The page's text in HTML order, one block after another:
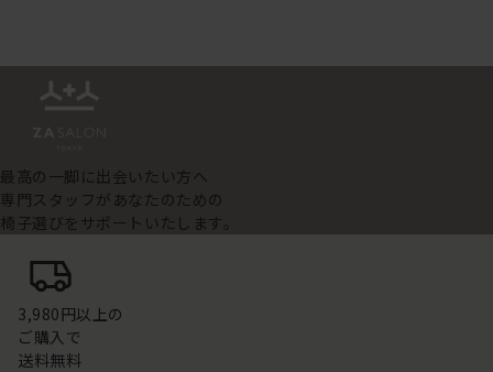
最高の一脚に出会いたい方へ
専門スタッフがあなたのための
椅子選びをサポートいたします。
3,980円以上の
ご購入で
送料無料